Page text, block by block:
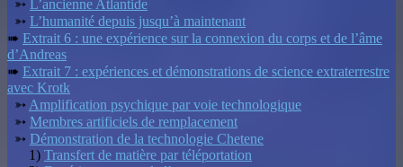
➳ L’ancienne Atlantide
➳ L’humanité depuis jusqu’à maintenant
➠ Extrait 6 : une expérience sur la connexion du corps et de l’âme
d’Andreas
➠ Extrait 7 : expériences et démonstrations de science extraterrestre
avec Krotk
➳ Amplification psychique par voie technologique
➳ Membres artificiels de remplacement
➳ Démonstration de la technologie Chetene
1) Transfert de matière par téléportation